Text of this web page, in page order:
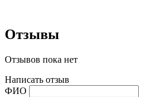
Отзывы
Отзывов пока нет
Написать отзыв
ФИО